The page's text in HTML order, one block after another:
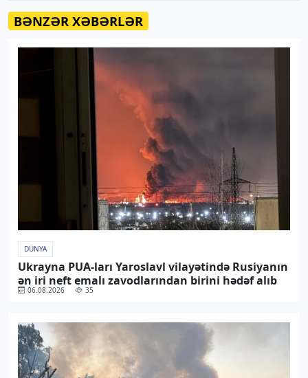
BƏNZƏR XƏBƏRLƏR
DÜNYA
Ukrayna PUA-ları Yaroslavl vilayətində Rusiyanın
ən iri neft emalı zavodlarından birini hədəf alıb
06.08.2026 35